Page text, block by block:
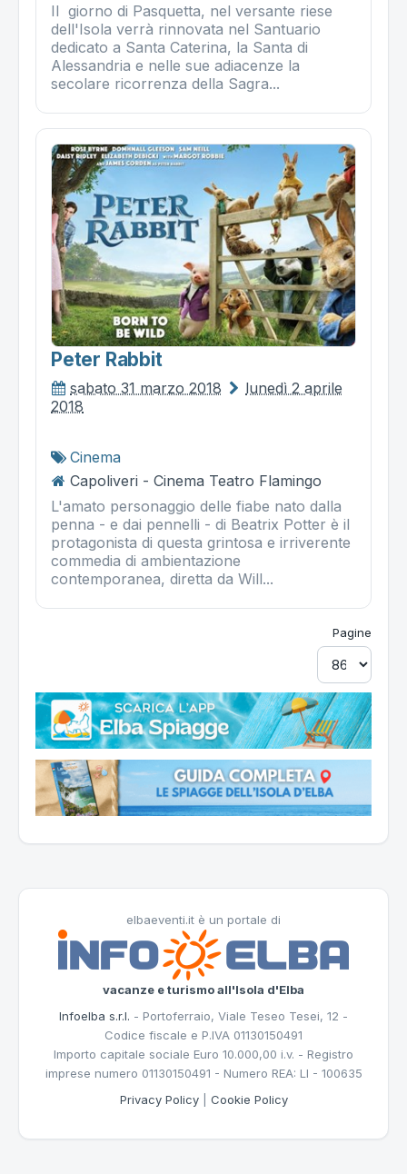
Il giorno di Pasquetta, nel versante riese
dell'Isola verrà rinnovata nel Santuario
dedicato a Santa Caterina, la Santa di
Alessandria e nelle sue adiacenze la
secolare ricorrenza della Sagra...
Peter Rabbit
sabato 31 marzo 2018
lunedì 2 aprile
2018
Cinema
Capoliveri - Cinema Teatro Flamingo
L'amato personaggio delle fiabe nato dalla
penna - e dai pennelli - di Beatrix Potter è il
protagonista di questa grintosa e irriverente
commedia di ambientazione
contemporanea, diretta da Will...
Pagine
elbaeventi.it è un portale di
vacanze e turismo all'Isola d'Elba
Infoelba s.r.l. - Portoferraio, Viale Teseo Tesei, 12 -
Codice fiscale e P.IVA 01130150491
Importo capitale sociale Euro 10.000,00 i.v. - Registro
imprese numero 01130150491 - Numero REA: LI - 100635
Privacy Policy| Cookie Policy